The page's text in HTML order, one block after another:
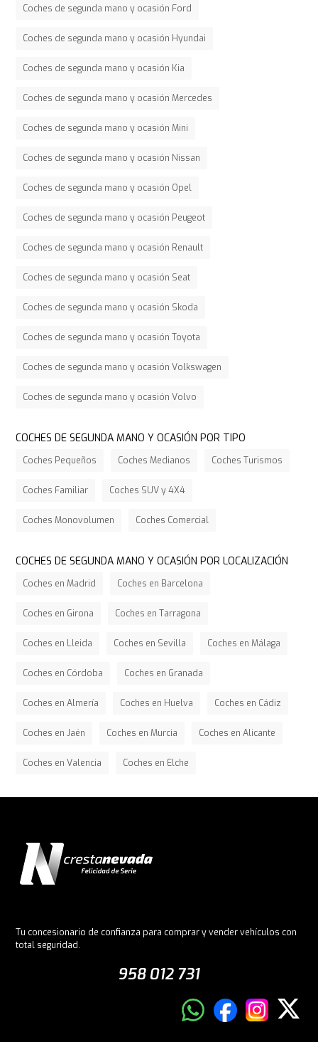
Coches de segunda mano y ocasión Ford
Coches de segunda mano y ocasión Hyundai
Coches de segunda mano y ocasión Kia
Coches de segunda mano y ocasión Mercedes
Coches de segunda mano y ocasión Mini
Coches de segunda mano y ocasión Nissan
Coches de segunda mano y ocasión Opel
Coches de segunda mano y ocasión Peugeot
Coches de segunda mano y ocasión Renault
Coches de segunda mano y ocasión Seat
Coches de segunda mano y ocasión Skoda
Coches de segunda mano y ocasión Toyota
Coches de segunda mano y ocasión Volkswagen
Coches de segunda mano y ocasión Volvo
COCHES DE SEGUNDA MANO Y OCASIÓN POR TIPO
Coches Pequeños Coches Medianos Coches Turismos
Coches Familiar Coches SUV y 4X4
Coches Monovolumen Coches Comercial
COCHES DE SEGUNDA MANO Y OCASIÓN POR LOCALIZACIÓN
Coches en Madrid Coches en Barcelona
Coches en Girona Coches en Tarragona
Coches en Lleida Coches en Sevilla Coches en Málaga
Coches en Córdoba Coches en Granada
Coches en Almería Coches en Huelva Coches en Cádiz
Coches en Jaén Coches en Murcia Coches en Alicante
Coches en Valencia Coches en Elche
Tu concesionario de confianza para comprar y vender vehículos con
total seguridad.
958 012 731